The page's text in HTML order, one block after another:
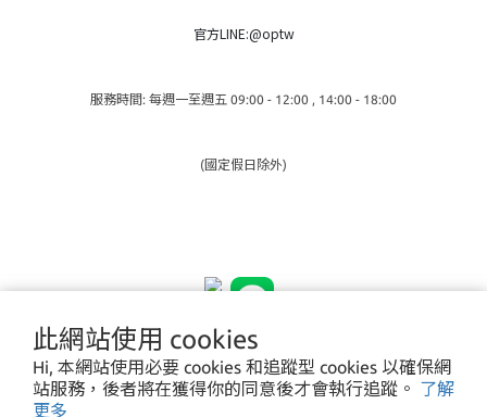
此網站使用 cookies
Hi, 本網站使用必要 cookies 和追蹤型 cookies 以確保網
站服務，後者將在獲得你的同意後才會執行追蹤。 了解
更多
官方LINE:@optw
服務時間: 每週一至週五 09:00 - 12:00 , 14:00 - 18:00
(國定假日除外)